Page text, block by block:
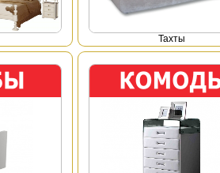
Тахты